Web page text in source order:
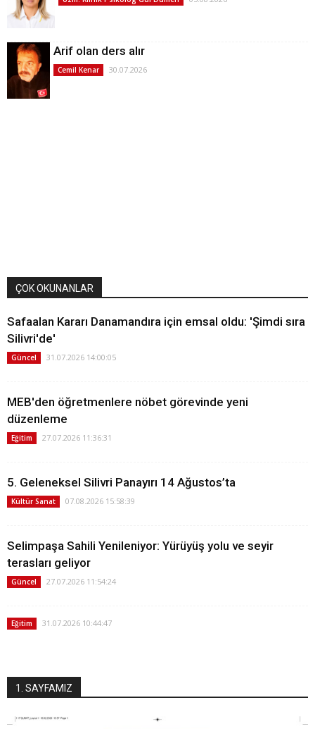
Arif olan ders alır
Cemil Kenar 30.07.2026
ÇOK OKUNANLAR
Safaalan Kararı Danamandıra için emsal oldu: 'Şimdi sıra
Silivri'de'
Güncel 31.07.2026 14:00:05
MEB'den öğretmenlere nöbet görevinde yeni
düzenleme
Eğitim 27.07.2026 11:36:31
5. Geleneksel Silivri Panayırı 14 Ağustos’ta
Kültür Sanat 07.08.2026 15:58:39
Selimpaşa Sahili Yenileniyor: Yürüyüş yolu ve seyir
terasları geliyor
Güncel 27.07.2026 11:54:24
Eğitim 31.07.2026 10:44:47
1. SAYFAMIZ